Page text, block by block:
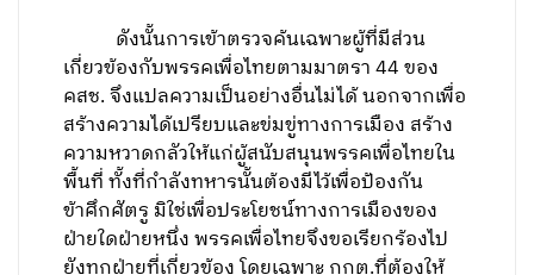
ดังนั้นการเข้าตรวจค้นเฉพาะผู้ที่มีส่วน
เกี่ยวข้องกับพรรคเพื่อไทยตามมาตรา 44 ของ
คสช. จึงแปลความเป็นอย่างอื่นไม่ได้ นอกจากเพื่อ
สร้างความได้เปรียบและข่มขู่ทางการเมือง สร้าง
ความหวาดกลัวให้แก่ผู้สนับสนุนพรรคเพื่อไทยใน
พื้นที่ ทั้งที่กำลังทหารนั้นต้องมีไว้เพื่อป้องกัน
ข้าศึกศัตรู มิใช่เพื่อประโยชน์ทางการเมืองของ
ฝ่ายใดฝ่ายหนึ่ง พรรคเพื่อไทยจึงขอเรียกร้องไป
ยังทุกฝ่ายที่เกี่ยวข้อง โดยเฉพาะ กกต.ที่ต้องให้